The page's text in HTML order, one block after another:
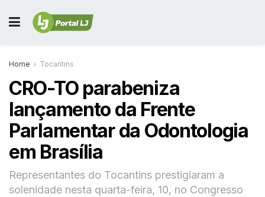
Home Tocantins
CRO-TO parabeniza
lançamento da Frente
Parlamentar da Odontologia
em Brasília
Representantes do Tocantins prestigiaram a
solenidade nesta quarta-feira, 10, no Congresso